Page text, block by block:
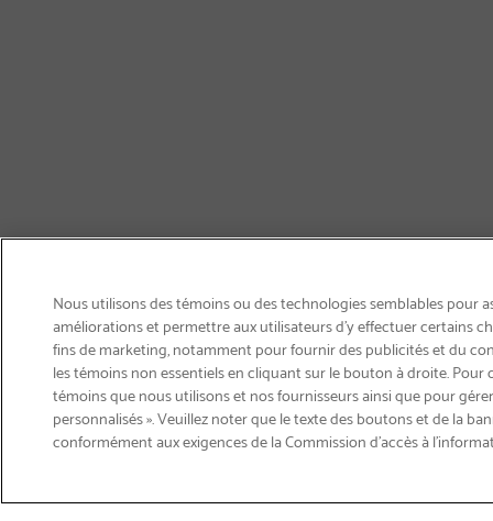
Courriel
Nous utilisons des témoins ou des technologies semblables pour
améliorations et permettre aux utilisateurs d’y effectuer certains
fins de marketing, notamment pour fournir des publicités et du
les témoins non essentiels en cliquant sur le bouton à droite.
témoins que nous utilisons et nos fournisseurs ainsi que pour
personnalisés ». Veuillez noter que le texte des boutons et de la
conformément aux exigences de la Commission d’accès à